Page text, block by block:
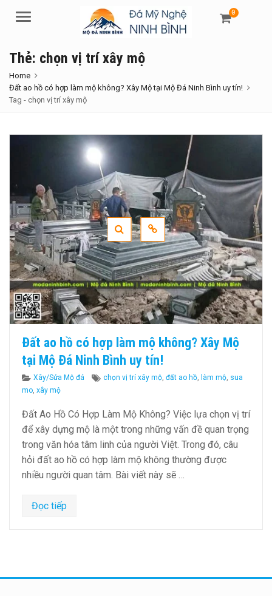
Menu
0
Thẻ: chọn vị trí xây mộ
Home
Đất ao hồ có hợp làm mộ không? Xây Mộ tại Mộ Đá Ninh Bình uy tín!
Tag - chọn vị trí xây mộ
Đất ao hồ có hợp làm mộ không? Xây Mộ
tại Mộ Đá Ninh Bình uy tín!
Categories
Xây/Sửa Mộ đá Tags
chọn vị trí xây mộ, đất ao hồ, làm mộ, sua
mo, xây mộ
Đất Ao Hồ Có Hợp Làm Mộ Không? Việc lựa chọn vị trí
để xây dựng mộ là một trong những vấn đề quan trọng
trong văn hóa tâm linh của người Việt. Trong đó, câu
hỏi đất ao hồ có hợp làm mộ không thường được
nhiều người quan tâm. Bài viết này sẽ …
Đọc tiếp